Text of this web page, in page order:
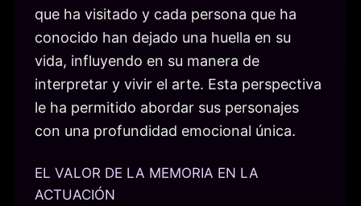
que ha visitado y cada persona que ha
conocido han dejado una huella en su
vida, influyendo en su manera de
interpretar y vivir el arte. Esta perspectiva
le ha permitido abordar sus personajes
con una profundidad emocional única.
EL VALOR DE LA MEMORIA EN LA
ACTUACIÓN